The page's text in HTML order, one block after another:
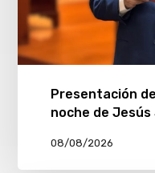
Presentación
noche de Jesús
08/08/2026